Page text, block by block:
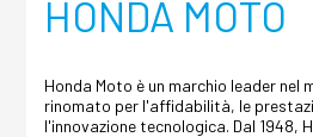
HONDA MOTO
Honda Moto è un marchio leader nel
rinomato per l'affidabilità, le
l'innovazione tecnologica. Dal 1948,